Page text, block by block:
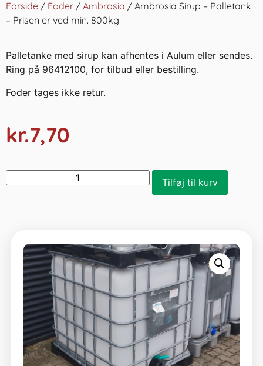
Forside / Foder / Ambrosia / Ambrosia Sirup – Palletank
– Prisen er ved min. 800kg
Palletanke med sirup kan afhentes i Aulum eller sendes.
Ring på 96412100, for tilbud eller bestilling.
Foder tages ikke retur.
kr.7,70
Tilføj til kurv